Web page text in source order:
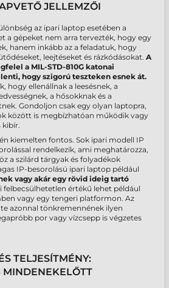
JELLEMZŐI
az ipari laptop esetében a
a gépeket nem arra tervezték, hogy egy
hanem inkább az a feladatuk, hogy
leejtéseket és rázkódásokat. A
a MIL-STD-810G katonai
hogy szigorú teszteken esnek át.
hogy ellenállnak a leesésnek, a
a hősokknak és a
Gondoljon csak egy olyan laptopra,
között is megbízhatóan működik vagy
kibír.
kiemelten fontos. Sok ipari modell IP
rendelkezik, ami meghatározza,
a szilárd tárgyak és folyadékok
IP-besorolású ipari laptop például
vagy akár egy rövid ideig tartó
felbecsülhetetlen értékű lehet például
vagy egy tengeri platformon. Az
azonnal tönkremennének ilyen
por vagy vízcsepp is végzetes
TELJESÍTMÉNY:
MINDENEKELŐTT